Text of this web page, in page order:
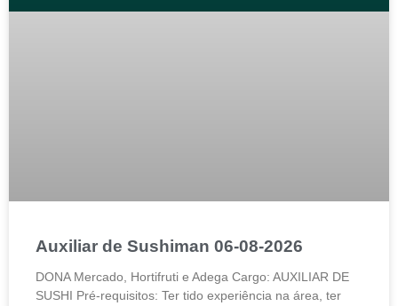
Auxiliar de Sushiman 06-08-2026
DONA Mercado, Hortifruti e Adega Cargo: AUXILIAR DE
SUSHI Pré-requisitos: Ter tido experiência na área, ter